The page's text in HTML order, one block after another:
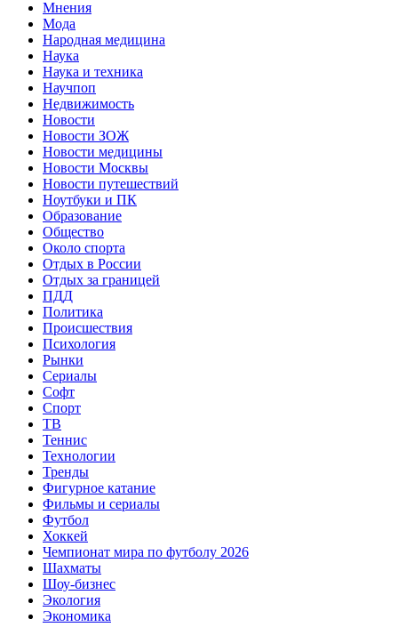
Мнения
Мода
Народная медицина
Наука
Наука и техника
Научпоп
Недвижимость
Новости
Новости ЗОЖ
Новости медицины
Новости Москвы
Новости путешествий
Ноутбуки и ПК
Образование
Общество
Около спорта
Отдых в России
Отдых за границей
ПДД
Политика
Происшествия
Психология
Рынки
Сериалы
Софт
Спорт
ТВ
Теннис
Технологии
Тренды
Фигурное катание
Фильмы и сериалы
Футбол
Хоккей
Чемпионат мира по футболу 2026
Шахматы
Шоу-бизнес
Экология
Экономика